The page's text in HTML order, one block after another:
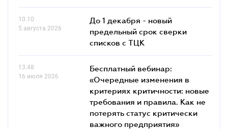
10.10
5 августа 2026
До 1 декабря - новый
предельный срок сверки
списков c ТЦК
13.48
16 июля 2026
Бесплатный вебинар:
«Очередные изменения в
критериях критичности: новые
требования и правила. Как не
потерять статус критически
важного предприятия»